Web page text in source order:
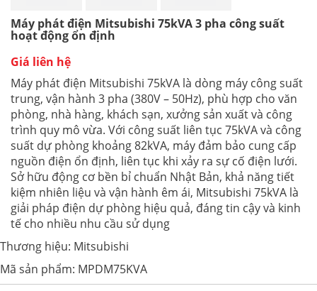
Máy phát điện Mitsubishi 75kVA 3 pha công suất
hoạt động ổn định
Giá liên hệ
Máy phát điện Mitsubishi 75kVA là dòng máy công suất
trung, vận hành 3 pha (380V – 50Hz), phù hợp cho văn
phòng, nhà hàng, khách sạn, xưởng sản xuất và công
trình quy mô vừa. Với công suất liên tục 75kVA và công
suất dự phòng khoảng 82kVA, máy đảm bảo cung cấp
nguồn điện ổn định, liên tục khi xảy ra sự cố điện lưới.
Sở hữu động cơ bền bỉ chuẩn Nhật Bản, khả năng tiết
kiệm nhiên liệu và vận hành êm ái, Mitsubishi 75kVA là
giải pháp điện dự phòng hiệu quả, đáng tin cậy và kinh
tế cho nhiều nhu cầu sử dụng
Thương hiệu: Mitsubishi
Mã sản phẩm: MPDM75KVA